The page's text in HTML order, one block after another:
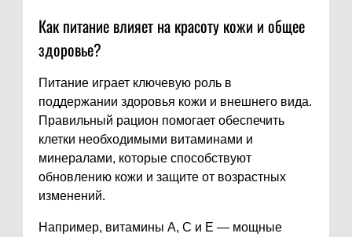
Как питание влияет на красоту кожи и общее
здоровье?
Питание играет ключевую роль в
поддержании здоровья кожи и внешнего вида.
Правильный рацион помогает обеспечить
клетки необходимыми витаминами и
минералами, которые способствуют
обновлению кожи и защите от возрастных
изменений.
Например, витамины A, C и E — мощные